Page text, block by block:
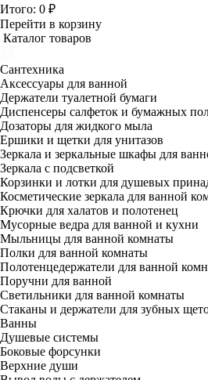
Итого: 0 ₽
Перейти в корзину
Каталог товаров
Сантехника
Аксессуары для ванной
Держатели туалетной бумаги
Диспенсеры салфеток и бумажных
Дозаторы для жидкого мыла
Ершики и щетки для унитазов
Зеркала и зеркальные шкафы для
Зеркала с подсветкой
Корзинки и лотки для душевых
Косметические зеркала для ванной
Крючки для халатов и полотенец
Мусорные ведра для ванной и кухни
Мыльницы для ванной комнаты
Полки для ванной комнаты
Полотенцедержатели для ванной
Поручни для ванной
Светильники для ванной комнаты
Стаканы и держатели для зубных
Ванны
Душевые системы
Боковые форсунки
Верхние души